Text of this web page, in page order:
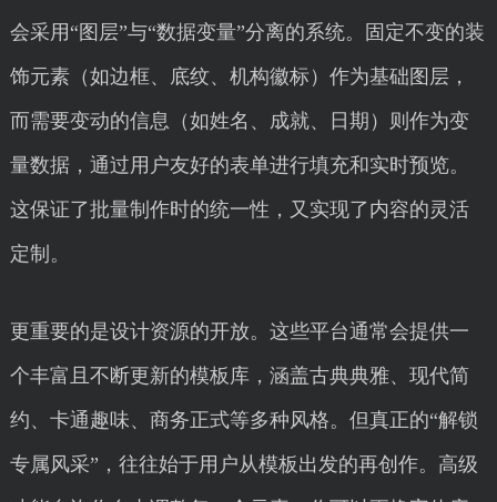
会采用“图层”与“数据变量”分离的系统。固定不变的装
饰元素（如边框、底纹、机构徽标）作为基础图层，
而需要变动的信息（如姓名、成就、日期）则作为变
量数据，通过用户友好的表单进行填充和实时预览。
这保证了批量制作时的统一性，又实现了内容的灵活
定制。
更重要的是设计资源的开放。这些平台通常会提供一
个丰富且不断更新的模板库，涵盖古典典雅、现代简
约、卡通趣味、商务正式等多种风格。但真正的“解锁
专属风采”，往往始于用户从模板出发的再创作。高级